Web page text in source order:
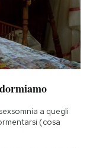
a quegli
(cosa